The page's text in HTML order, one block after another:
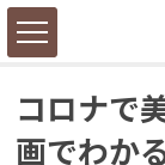
コロナで
画でわか